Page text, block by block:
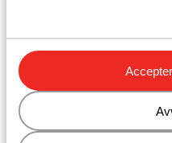
Andra boenden i